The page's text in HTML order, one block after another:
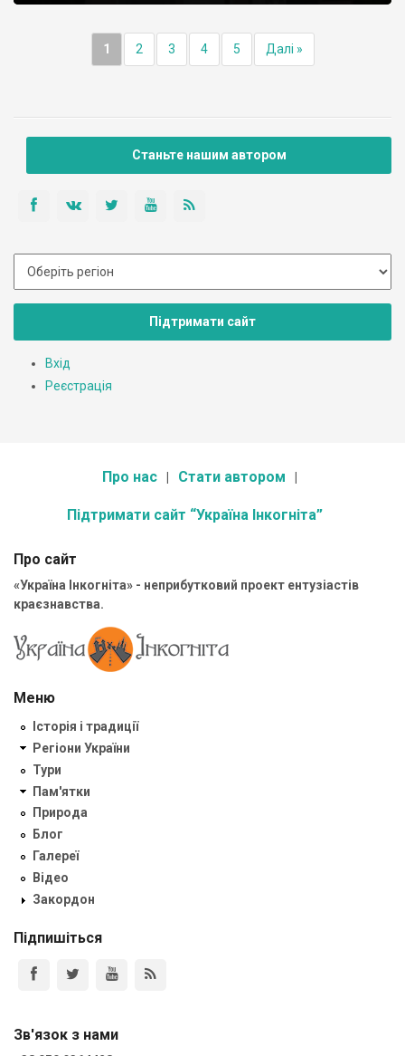
1 2 3 4 5 Далі »
Станьте нашим автором
Підтримати сайт
Вхід
Реєстрація
Про нас Стати автором
Підтримати сайт “Україна Інкогніта”
Про сайт
«Україна Інкогніта» - неприбутковий проект ентузіастів
краєзнавства.
Меню
Історія і традиції
Регіони України
Тури
Пам'ятки
Природа
Блог
Галереї
Відео
Закордон
Підпишіться
Зв'язок з нами